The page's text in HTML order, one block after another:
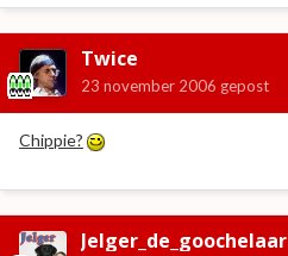
Twice
23 november 2006 gepost
Chippie?
Jelger_de_goochelaar